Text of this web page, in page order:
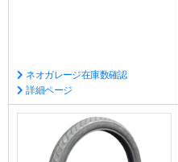
ネオガレージ在庫数確認
詳細ページ